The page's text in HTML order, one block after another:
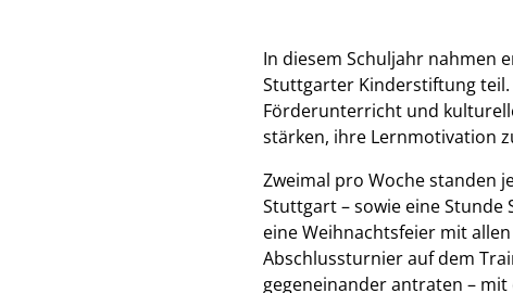
In diesem Schuljahr nahmen
Stuttgarter Kinderstiftung teil.
Förderunterricht und
stärken, ihre Lernmotivation
Zweimal pro Woche standen
Stuttgart – sowie eine
eine Weihnachtsfeier mit
Abschlussturnier auf dem
gegeneinander antraten –